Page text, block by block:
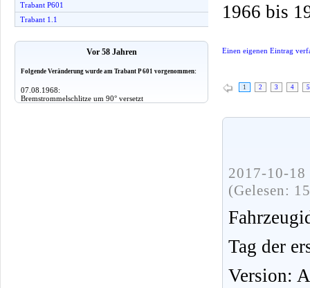
Trabant P601
Trabant 1.1
Vor 58 Jahren
Folgende Veränderung wurde am Trabant P 601 vorgenommen:
07.08.1968:
Bremstrommelschlitze um 90° versetzt
1966 bis
Einen eigenen Eintrag
1 2 3 4 5
2017-10-
(Gelesen:
Tag der
Version: